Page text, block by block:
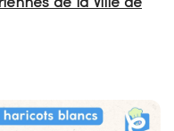
de la Ville de